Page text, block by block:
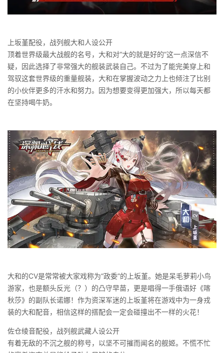
上坂堇配役，战列舰大和人设公开
顶着世界级最大战舰的名号，大和对“大的就是好的”这一点深信不
疑，因此选择了非常强大的舰装武装自己。不过为了能完美穿上和
驾驭这套世界级的重量舰装，大和在掌握波动之力上也倾注了比别
的小伙伴更多的汗水和努力。因为想要变得更加强大，所以每天都
在坚持喝牛奶。
大和的CV是常常被大家戏称为“政委”的上坂堇。她是呆毛萝莉小鸟
游家，也是额头反光（？）的凸守早苗，更是唱得一手俄语好《喀
秋莎》的副队长诺娜！作为资深军迷的上坂堇将在游戏中为一身戎
装的大和配音，相信这样的搭配会一定会碰撞出不一样的火花！
佐仓绫音配役，战列舰武藏人设公开
有着无敌的不沉之舰的称号，以坚不可摧而闻名的舰姬。不慌不忙